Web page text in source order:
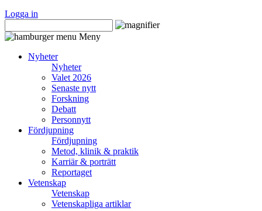
Logga in
Meny
Nyheter
Nyheter
Valet 2026
Senaste nytt
Forskning
Debatt
Personnytt
Fördjupning
Fördjupning
Metod, klinik & praktik
Karriär & porträtt
Reportaget
Vetenskap
Vetenskap
Vetenskapliga artiklar